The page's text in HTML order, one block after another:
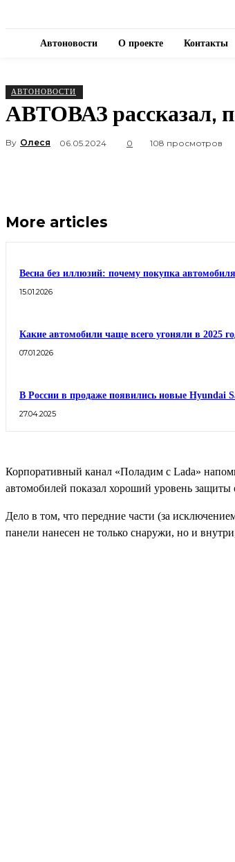
Автоновости О проекте Контакты
АВТОНОВОСТИ
АВТОВАЗ рассказал,
By Олеся 06.05.2024 0 108 просмотров
More articles
Весна без иллюзий: почему покупка
15.01.2026
Какие автомобили чаще всего угоняли в 2025
07.01.2026
В России в продаже появились новые Hyundai
27.04.2025
Корпоративный канал «Поладим с Lada»
автомобилей показал хороший уровень
Дело в том, что передние части (за
панели нанесен не только снаружи, но и